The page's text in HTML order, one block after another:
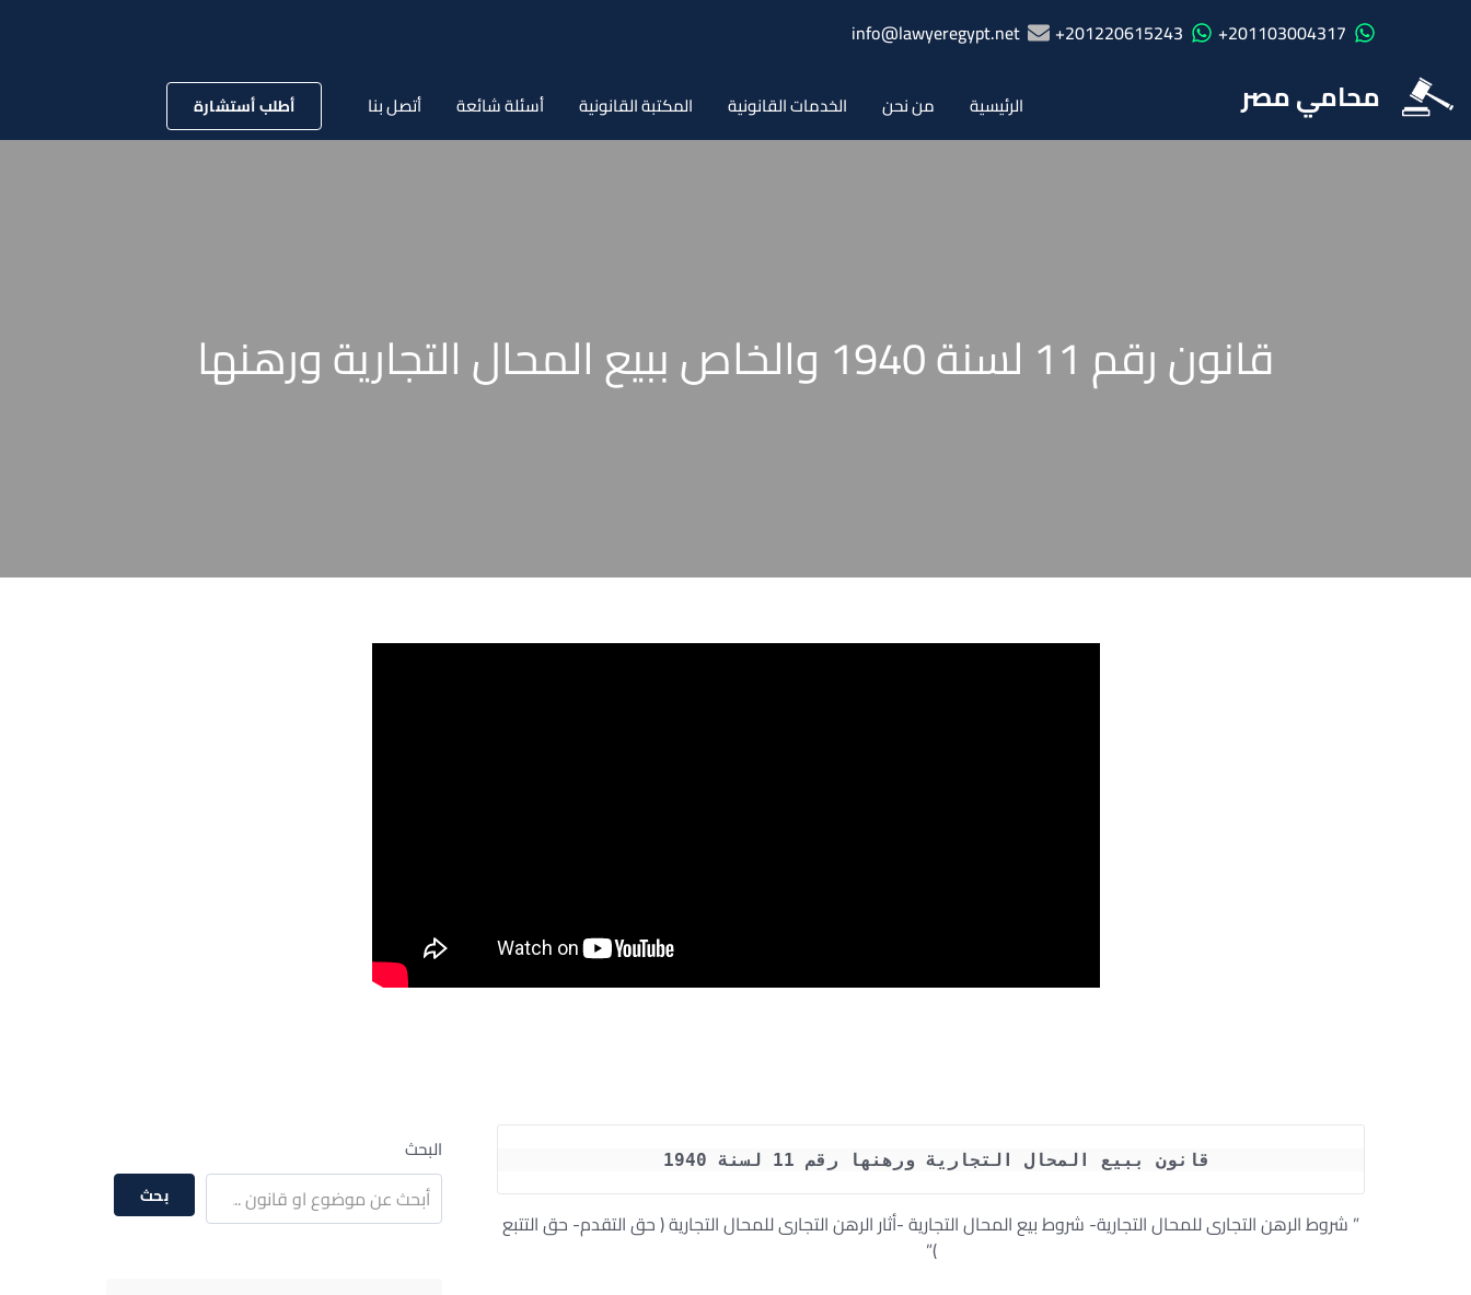
201103004317+
201220615243+
info@lawyeregypt.net
محامي مصر الرئيسية من نحن الخدمات القانونية المكتبة القانونية أسئلة شائعة أتصل بنا أطلب أستشارة
قانون رقم 11 لسنة 1940 والخاص ببيع المحال التجارية ورهنها
قانون ببيع المحال التجارية ورهنها رقم 11 لسنة 1940
” شروط الرهن التجارى للمحال التجارية- شروط بيع المحال التجارية -أثار الرهن التجارى للمحال التجارية ( حق التقدم- حق التتبع
)”
البحث
بحث